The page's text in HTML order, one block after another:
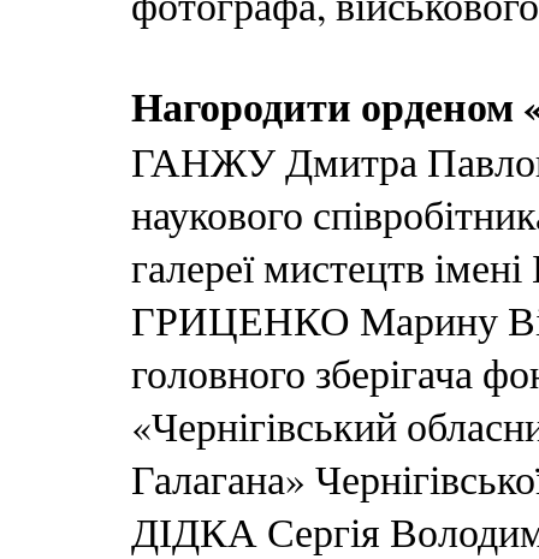
Нагородити орденом
ГАНЖУ Дмитра
наукового
галереї мистецтв
ГРИЦЕНКО Марину
головного зберігача
«Чернігівський
Галагана»
ДІДКА Сергія